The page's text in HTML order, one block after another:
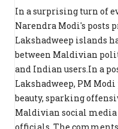
In a surprising turn of
Narendra Modi's posts
Lakshadweep islands
between Maldivian
and Indian users.In a
Lakshadweep, PM
beauty, sparking
Maldivian social